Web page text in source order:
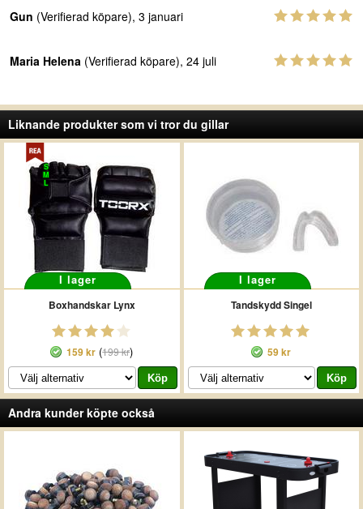
Gun (Verifierad köpare), 3 januari
Maria Helena (Verifierad köpare), 24 juli
Liknande produkter som vi tror du gillar
S
M
L
I lager
Boxhandskar Lynx
159 kr (199 kr)
I lager
Tandskydd Singel
59 kr
Andra kunder köpte också